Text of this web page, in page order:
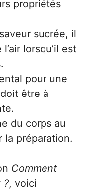
propriétés
sucrée, il
lorsqu’il est
pour une
être à
du corps au
la préparation.
Comment
?, voici